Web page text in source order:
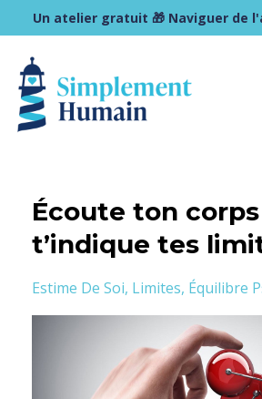
Un atelier gratuit 🎁 Naviguer de
Écoute ton
t’indique tes
Estime De Soi Limites Équilibre